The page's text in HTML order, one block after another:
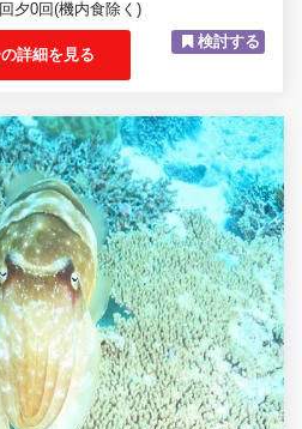
夕0回(機内食除く)
詳細を見る
検討する